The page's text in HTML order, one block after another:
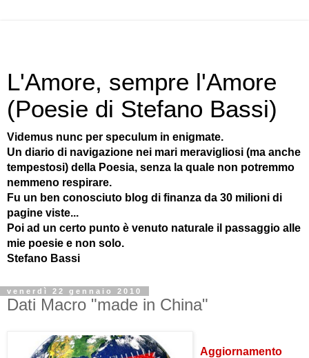
L'Amore, sempre l'Amore
(Poesie di Stefano Bassi)
Videmus nunc per speculum in enigmate.
Un diario di navigazione nei mari meravigliosi (ma anche
tempestosi) della Poesia, senza la quale non potremmo
nemmeno respirare.
Fu un ben conosciuto blog di finanza da 30 milioni di
pagine viste...
Poi ad un certo punto è venuto naturale il passaggio alle
mie poesie e non solo.
Stefano Bassi
venerdì 22 gennaio 2010
Dati Macro "made in China"
Aggiornamento